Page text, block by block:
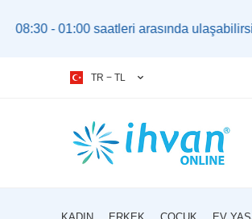
saatleri arasında ulaşabilirsiniz. |
TR − TL
KADIN ERKEK ÇOCUK EV